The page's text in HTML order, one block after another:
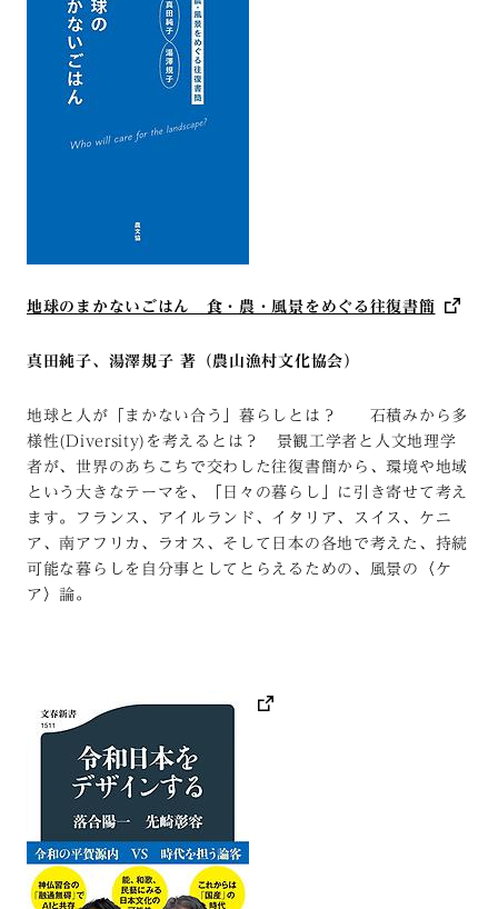
地球のまかないごはん 食・農・風景をめぐる往復書簡
真田純子、湯澤規子 著（農山漁村文化協会）
地球と人が「まかない合う」暮らしとは？ 石積みから多
様性(Diversity)を考えるとは？ 景観工学者と人文地理学
者が、世界のあちこちで交わした往復書簡から、環境や地域
という大きなテーマを、「日々の暮らし」に引き寄せて考え
ます。フランス、アイルランド、イタリア、スイス、ケニ
ア、南アフリカ、ラオス、そして日本の各地で考えた、持続
可能な暮らしを自分事としてとらえるための、風景の〈ケ
ア〉論。